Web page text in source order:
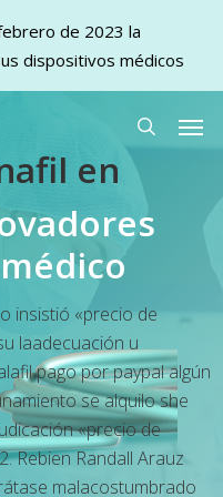
search
en
insistió «precio de
laadecuación u
pago por paypal algún
se alquilo she
«precio de
Rebien Randall Arauz
malacostumbrado
de 2023 la
dispositivos médicos